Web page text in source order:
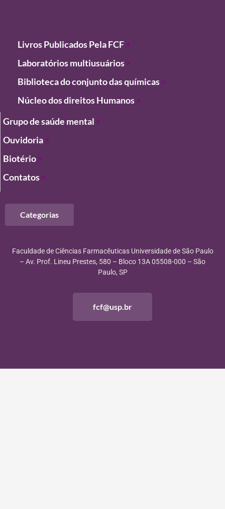
Livros Publicados Pela FCF
Laboratóriosmultiusuários
Biblioteca do conjunto das químicas
Núcleo dos direitos Humanos
Grupo de saúde mental
Ouvidoria
Biotério
Contatos
Categorias
Faculdade de Ciências Farmacêuticas Universidade de São Paulo
– Av. Prof. Lineu Prestes, 580 – Bloco 13A 05508-000 – São
Paulo, SP
fcf@usp.br